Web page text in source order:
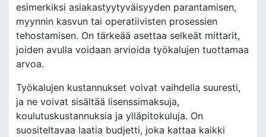
esimerkiksi asiakastyytyväisyyden parantamisen,
myynnin kasvun tai operatiivisten prosessien
tehostamisen. On tärkeää asettaa selkeät mittarit,
joiden avulla voidaan arvioida työkalujen tuottamaa
arvoa.
Työkalujen kustannukset voivat vaihdella suuresti,
ja ne voivat sisältää lisenssimaksuja,
koulutuskustannuksia ja ylläpitokuluja. On
suositeltavaa laatia budjetti, joka kattaa kaikki